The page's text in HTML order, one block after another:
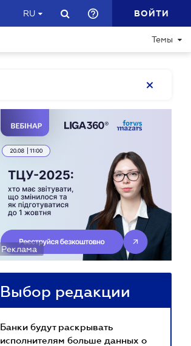
RU ВОЙТИ
Темы
Реклама
Выбор редакции
Банки будут раскрывать
исполнителям больше данных о